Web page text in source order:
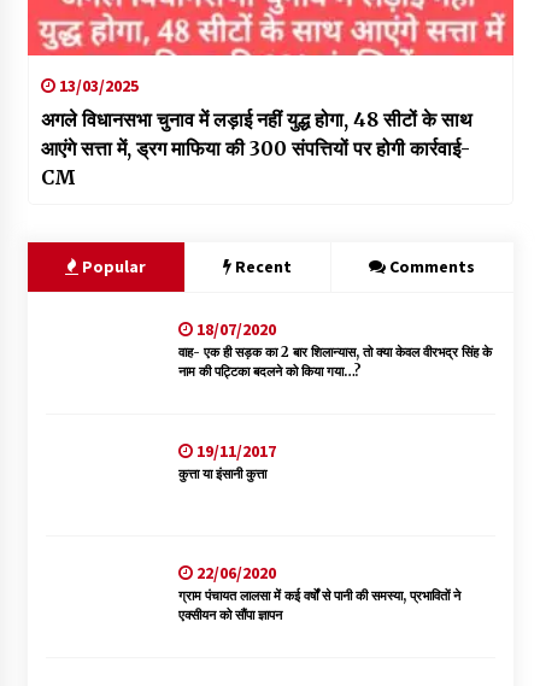
13/03/2025
अगले विधानसभा चुनाव में लड़ाई नहीं युद्ध होगा, 48 सीटों के साथ
आएंगे सत्ता में, ड्रग माफिया की 300 संपत्तियों पर होगी कार्रवाई-
CM
Popular Recent Comments
18/07/2020
वाह- एक ही सड़क का 2 बार शिलान्यास, तो क्या केवल वीरभद्र सिंह के
नाम की पट्टिका बदलने को किया गया…?
19/11/2017
कुत्ता या इंसानी कुत्ता
22/06/2020
ग्राम पंचायत लालसा में कई वर्षों से पानी की समस्या, प्रभावितों ने
एक्सीयन को सौंपा ज्ञापन